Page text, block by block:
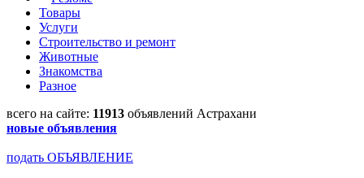
Товары
Услуги
Строительство и ремонт
Животные
Знакомства
Разное
всего на сайте: 11913 объявлений Астрахани
новые объявления
подать ОБЪЯВЛЕНИЕ